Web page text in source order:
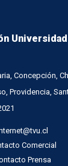
Concepción,
Providencia,
Comercial
Prensa